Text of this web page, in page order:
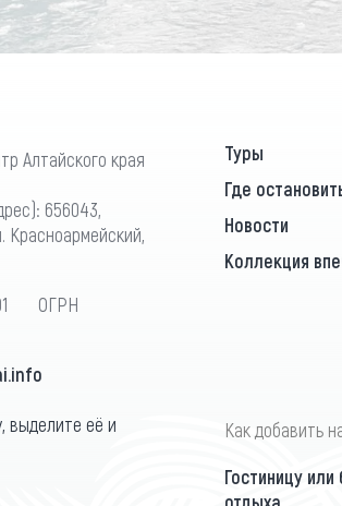
Алтайского края
656043,
Красноармейский,
ОГРН
выделите её и
Туры
Где
Новости
Коллекция
Как добавить
Гостиницу или